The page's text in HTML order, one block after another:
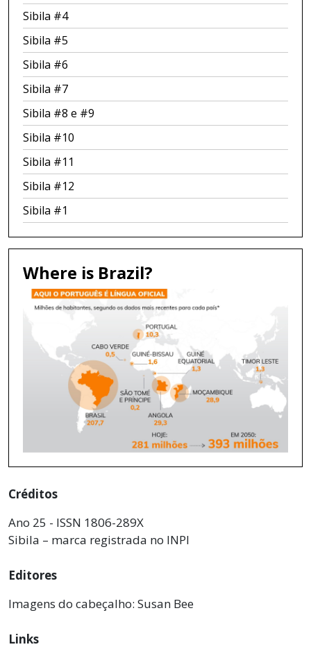
Sibila #4
Sibila #5
Sibila #6
Sibila #7
Sibila #8 e #9
Sibila #10
Sibila #11
Sibila #12
Sibila #1
Where is Brazil?
Créditos
Ano 25 - ISSN 1806-289X
Sibila – marca registrada no INPI
Editores
Imagens do cabeçalho: Susan Bee
Links